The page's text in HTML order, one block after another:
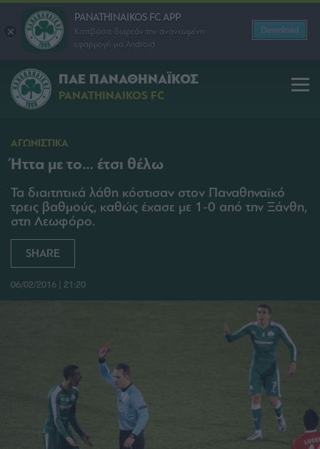
PANATHINAIKOS FC APP
Κατεβάστε δωρεάν την ανανεωμένη
εφαρμογή για Android
Download
ΠΑΕ ΠΑΝΑΘΗΝΑΪΚΟΣ
PANATHINAIKOS FC
ΑΓΩΝΙΣΤΙΚΑ
Ήττα με το… έτσι θέλω
Τα διαιτητικά λάθη κόστισαν στον Παναθηναϊκό
τρεις βαθμούς, καθώς έχασε με 1-0 από την Ξάνθη,
στη Λεωφόρο.
SHARE
06/02/2016 | 21:20